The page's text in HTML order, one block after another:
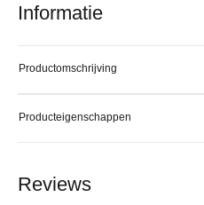
Informatie
Productomschrijving
Producteigenschappen
Reviews